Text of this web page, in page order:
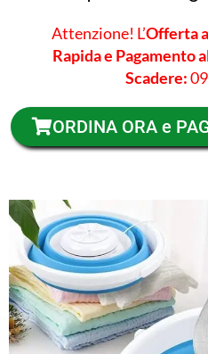
Attenzione! L’Offerta
Rapida e Pagamento
Scadere:
ORDINA ORA e